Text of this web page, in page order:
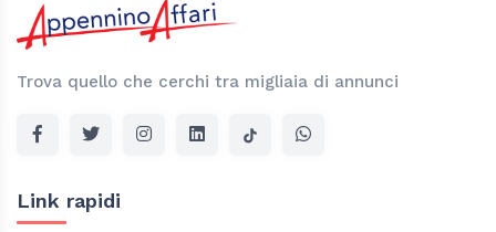
Trova quello che cerchi tra migliaia di annunci
Link rapidi